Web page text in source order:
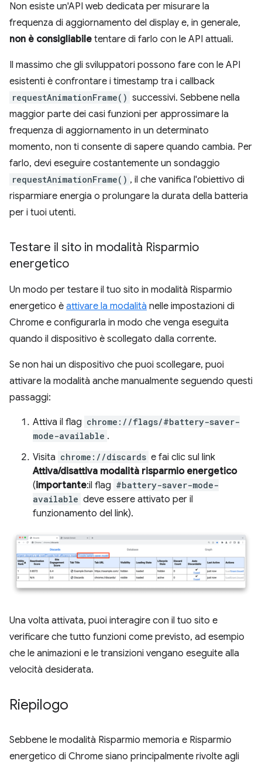
Non esiste un'API web dedicata per misurare la
frequenza di aggiornamento del display e, in generale,
non è consigliabile tentare di farlo con le API attuali.
Il massimo che gli sviluppatori possono fare con le API
esistenti è confrontare i timestamp tra i callback
requestAnimationFrame() successivi. Sebbene nella
maggior parte dei casi funzioni per approssimare la
frequenza di aggiornamento in un determinato
momento, non ti consente di sapere quando cambia. Per
farlo, devi eseguire costantemente un sondaggio
requestAnimationFrame() , il che vanifica l'obiettivo di
risparmiare energia o prolungare la durata della batteria
per i tuoi utenti.
Testare il sito in modalità Risparmio
energetico
Un modo per testare il tuo sito in modalità Risparmio
energetico è attivare la modalità nelle impostazioni di
Chrome e configurarla in modo che venga eseguita
quando il dispositivo è scollegato dalla corrente.
Se non hai un dispositivo che puoi scollegare, puoi
attivare la modalità anche manualmente seguendo questi
passaggi:
Attiva il flag chrome://flags/#battery-saver-
mode-available .
Visita chrome://discards e fai clic sul link
Attiva/disattiva modalità risparmio energetico
(importante:il flag #battery-saver-mode-
available deve essere attivato per il
funzionamento del link).
Una volta attivata, puoi interagire con il tuo sito e
verificare che tutto funzioni come previsto, ad esempio
che le animazioni e le transizioni vengano eseguite alla
velocità desiderata.
Riepilogo
Sebbene le modalità Risparmio memoria e Risparmio
energetico di Chrome siano principalmente rivolte agli